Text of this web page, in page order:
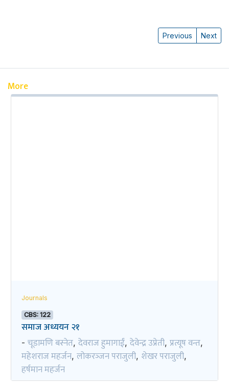
Previous Next
More
Journals
CBS: 122
समाज अध्ययन २१
- चूडामणि बस्नेत, देवराज हुमागाईं, देवेन्द्र उप्रेती, प्रत्यूष वन्त,
महेशराज महर्जन, लोकरञ्‍जन पराजुली, शेखर पराजुली,
हर्षमान महर्जन